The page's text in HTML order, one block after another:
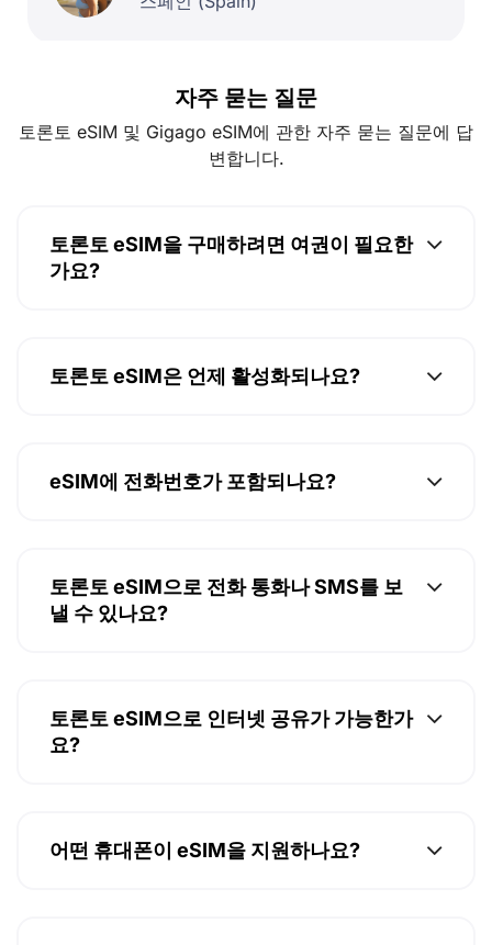
자주 묻는 질문
토론토 eSIM 및 Gigago eSIM에 관한 자주 묻는 질문에 답
변합니다.
토론토 eSIM을 구매하려면 여권이 필요한
가요?
토론토 eSIM은 언제 활성화되나요?
eSIM에 전화번호가 포함되나요?
토론토 eSIM으로 전화 통화나 SMS를 보
낼 수 있나요?
토론토 eSIM으로 인터넷 공유가 가능한가
요?
어떤 휴대폰이 eSIM을 지원하나요?